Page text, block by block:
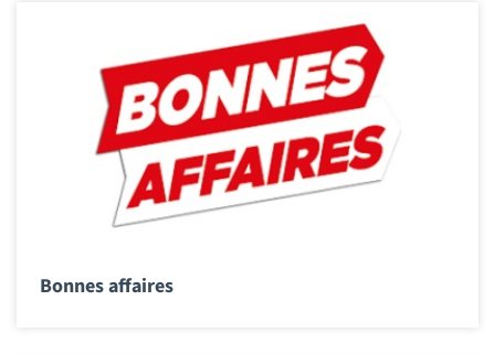
Bonnes affaires